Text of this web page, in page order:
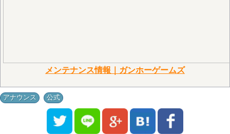
メンテナンス情報｜ガンホーゲームズ
アナウンス 公式